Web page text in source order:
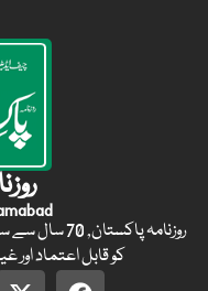
روزنامہ
کو قابل اعتماد اور